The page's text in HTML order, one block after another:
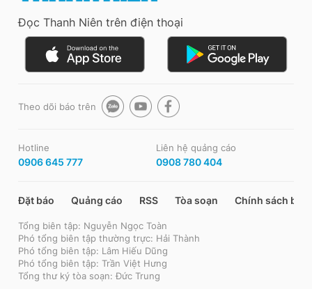
Đọc Thanh Niên trên điện thoại
Theo dõi báo trên
Hotline
0906 645 777
Liên hệ quảng cáo
0908 780 404
Đặt báo Quảng cáo RSS Tòa soạn Chính sách bảo
Tổng biên tập: Nguyễn Ngọc Toàn
Phó tổng biên tập thường trực: Hải Thành
Phó tổng biên tập: Lâm Hiếu Dũng
Phó tổng biên tập: Trần Việt Hưng
Tổng thư ký tòa soạn: Đức Trung